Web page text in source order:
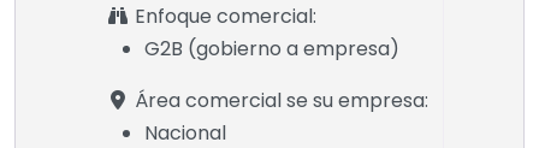
Enfoque comercial:
G2B (gobierno a empresa)
Área comercial se su empresa:
Nacional